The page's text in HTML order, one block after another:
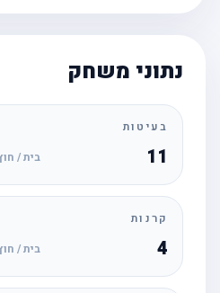
נתוני משחק
בעיטות
11 בית / חוץ
קרנות
בית / חוץ